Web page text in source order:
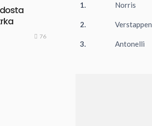
76
1. Norris
2. Verstappen
3. Antonelli